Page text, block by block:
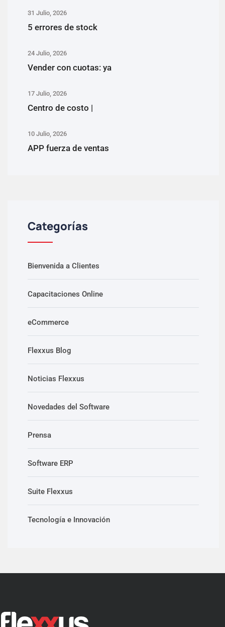
31 Julio, 2026
5 errores de stock
24 Julio, 2026
Vender con cuotas: ya
17 Julio, 2026
Centro de costo |
10 Julio, 2026
APP fuerza de ventas
Categorías
Bienvenida a Clientes
Capacitaciones Online
eCommerce
Flexxus Blog
Noticias Flexxus
Novedades del Software
Prensa
Software ERP
Suite Flexxus
Tecnología e Innovación